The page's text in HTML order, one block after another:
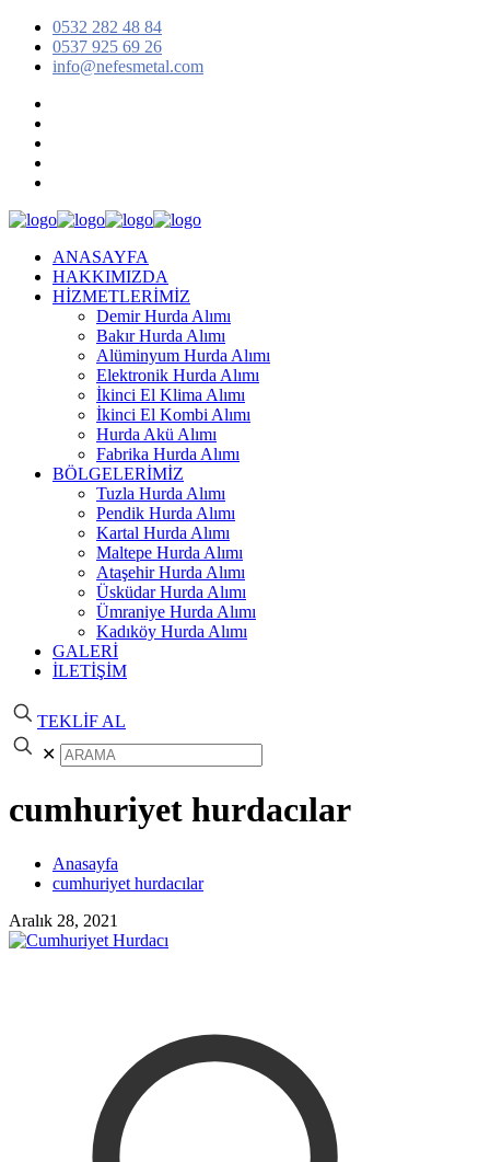
0532 282 48 84
0537 925 69 26
info@nefesmetal.com
ANASAYFA
HAKKIMIZDA
HİZMETLERİMİZ
Demir Hurda Alımı
Bakır Hurda Alımı
Alüminyum Hurda Alımı
Elektronik Hurda Alımı
İkinci El Klima Alımı
İkinci El Kombi Alımı
Hurda Akü Alımı
Fabrika Hurda Alımı
BÖLGELERİMİZ
Tuzla Hurda Alımı
Pendik Hurda Alımı
Kartal Hurda Alımı
Maltepe Hurda Alımı
Ataşehir Hurda Alımı
Üsküdar Hurda Alımı
Ümraniye Hurda Alımı
Kadıköy Hurda Alımı
GALERİ
İLETİŞİM
TEKLİF AL
✕
cumhuriyet hurdacılar
Anasayfa
cumhuriyet hurdacılar
Aralık 28, 2021